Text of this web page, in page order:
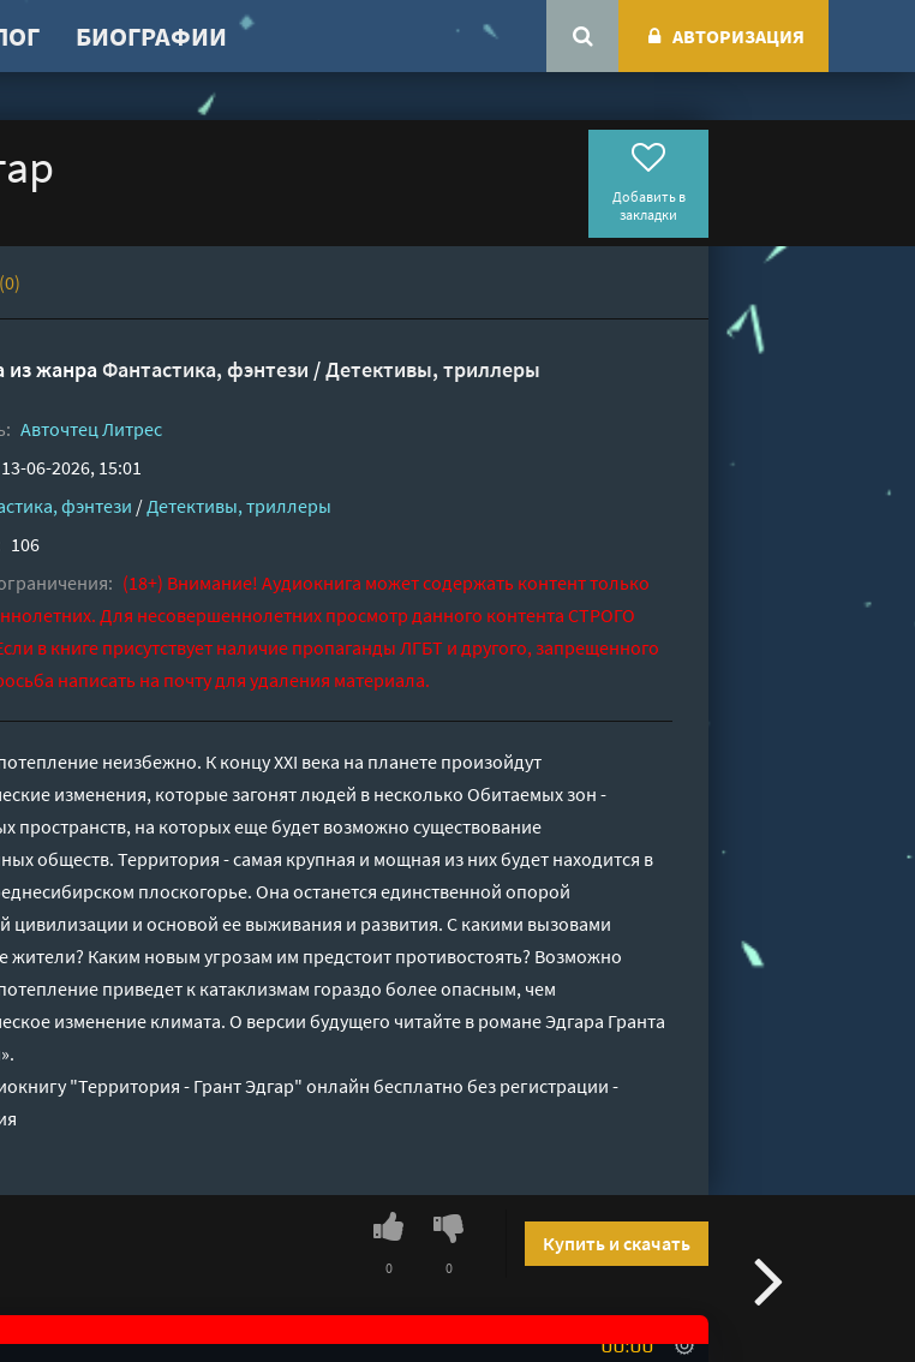
БИОГРАФИИ АВТОРИЗАЦИЯ
Добавить в
закладки
(0)
из жанраФантастика, фэнтези /Детективы, триллеры
Авточтец Литрес
13-06-2026, 15:01
фэнтези /Детективы, триллеры
106
(18+) Внимание! Аудиокнига может содержать контент только
Для несовершеннолетних просмотр данного контента СТРОГО
в книге присутствует наличие пропаганды ЛГБТ и другого, запрещенного
написать на почту для удаления материала.
неизбежно. К концу XXI века на планете произойдут
изменения, которые загонят людей в несколько Обитаемых зон -
пространств, на которых еще будет возможно существование
обществ. Территория - самая крупная и мощная из них будет находится в
плоскогорье. Она останется единственной опорой
цивилизации и основой ее выживания и развития. С какими вызовами
жители? Каким новым угрозам им предстоит противостоять? Возможно
приведет к катаклизмам гораздо более опасным, чем
изменение климата. О версии будущего читайте в романе Эдгара Гранта
"Территория - Грант Эдгар" онлайн бесплатно без регистрации -
0 0
Купить и скачать
00:00